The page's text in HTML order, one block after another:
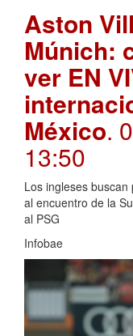
Aston
Múnich:
ver EN
México.
13:50
Los ingleses
al encuentro de la
al PSG
Infobae